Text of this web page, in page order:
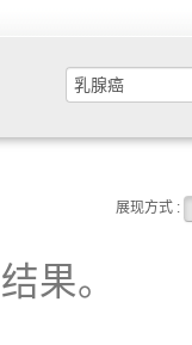
展现方式 :
果。